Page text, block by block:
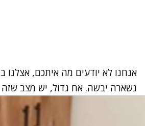
אנחנו לא יודעים מה איתכם, אצלנו
נשארה יבשה. אח גדול, יש מצב שזה